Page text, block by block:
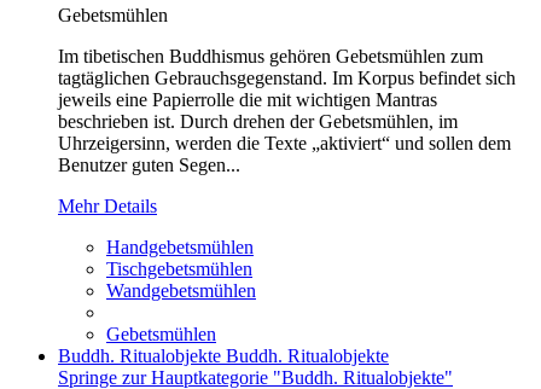
Gebetsmühlen
Im tibetischen Buddhismus gehören Gebetsmühlen zum
tagtäglichen Gebrauchsgegenstand. Im Korpus befindet sich
jeweils eine Papierrolle die mit wichtigen Mantras
beschrieben ist. Durch drehen der Gebetsmühlen, im
Uhrzeigersinn, werden die Texte „aktiviert“ und sollen dem
Benutzer guten Segen...
Mehr Details
Handgebetsmühlen
Tischgebetsmühlen
Wandgebetsmühlen
Gebetsmühlen
Buddh. Ritualobjekte Buddh. Ritualobjekte
Springe zur Hauptkategorie "Buddh. Ritualobjekte"